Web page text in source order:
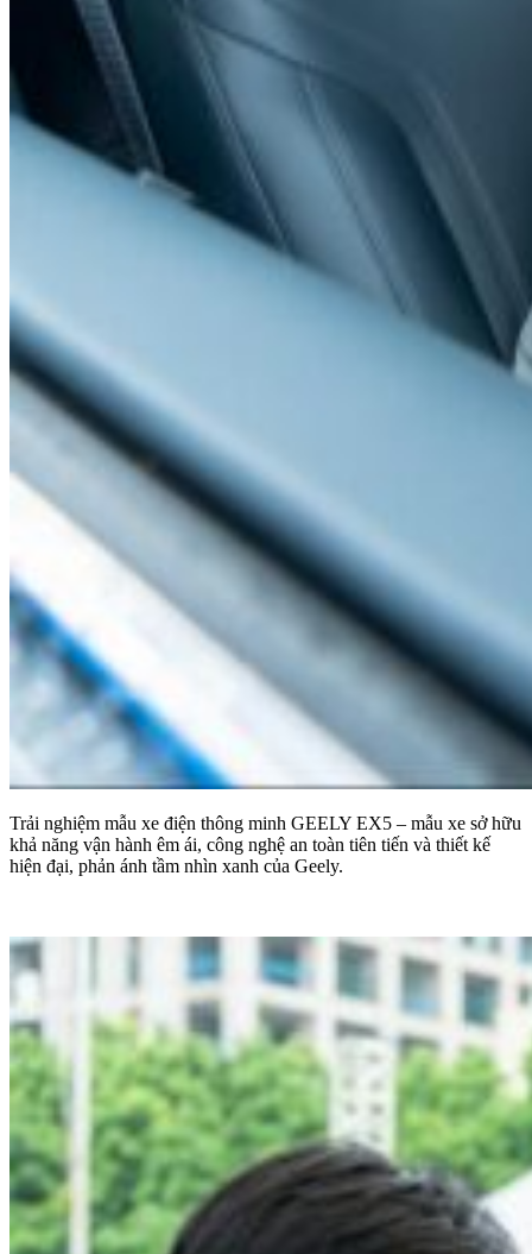
Trải nghiệm mẫu xe điện thông minh GEELY EX5 – mẫu xe sở hữu
khả năng vận hành êm ái, công nghệ an toàn tiên tiến và thiết kế
hiện đại, phản ánh tầm nhìn xanh của Geely.